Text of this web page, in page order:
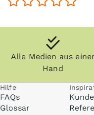
Alle Medien aus einer
Hand
Hilfe
FAQs
Glossar